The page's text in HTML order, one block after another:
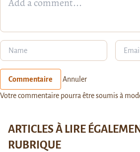
Commentaire Annuler
Votre commentaire pourra être soumis à
ARTICLES À LIRE
RUBRIQUE